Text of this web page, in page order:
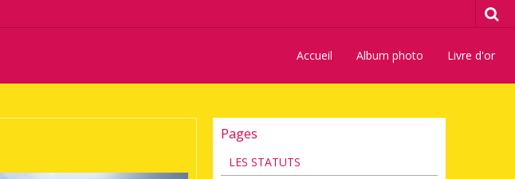
Accueil Album photo Livre d'or
Pages
LES STATUTS